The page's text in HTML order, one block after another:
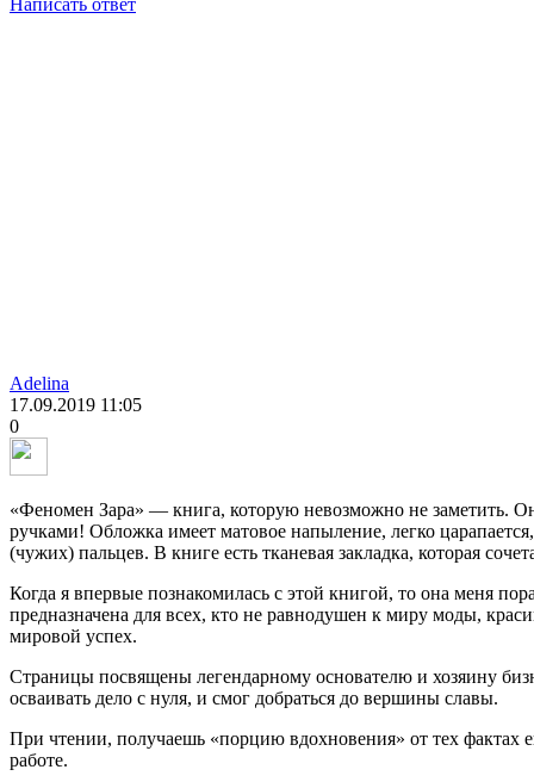
Написать ответ
Adelina
17.09.2019 11:05
0
«Феномен Зара» — книга, которую невозможно не заметить.
ручками! Обложка имеет матовое напыление, легко
(чужих) пальцев. В книге есть тканевая закладка, которая
Когда я впервые познакомилась с этой книгой, то она меня
предназначена для всех, кто не равнодушен к миру моды,
мировой успех.
Страницы посвящены легендарному основателю и хозяину
осваивать дело с нуля, и смог добраться до вершины славы.
При чтении, получаешь «порцию вдохновения» от тех фактах
работе.